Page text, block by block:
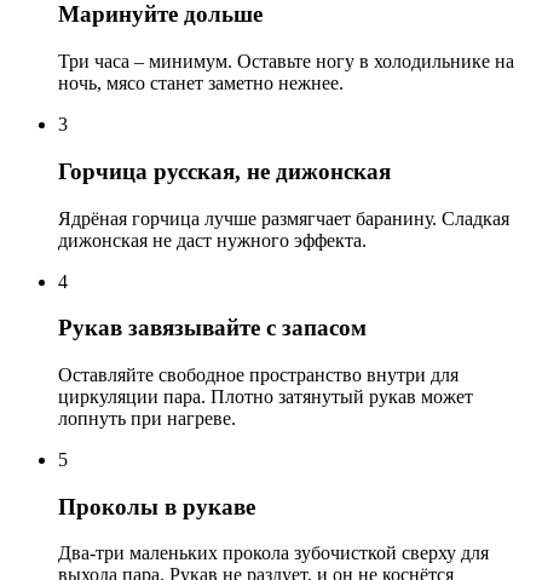
Маринуйте дольше
Три часа – минимум. Оставьте ногу в холодильнике на
ночь, мясо станет заметно нежнее.
3
Горчица русская, не дижонская
Ядрёная горчица лучше размягчает баранину. Сладкая
дижонская не даст нужного эффекта.
4
Рукав завязывайте с запасом
Оставляйте свободное пространство внутри для
циркуляции пара. Плотно затянутый рукав может
лопнуть при нагреве.
5
Проколы в рукаве
Два-три маленьких прокола зубочисткой сверху для
выхода пара. Рукав не раздует, и он не коснётся